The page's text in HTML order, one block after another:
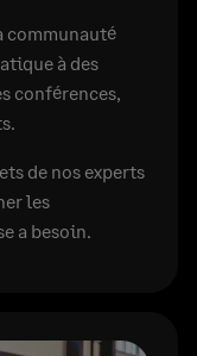
communauté
à des
conférences,
de nos experts
les
a besoin.